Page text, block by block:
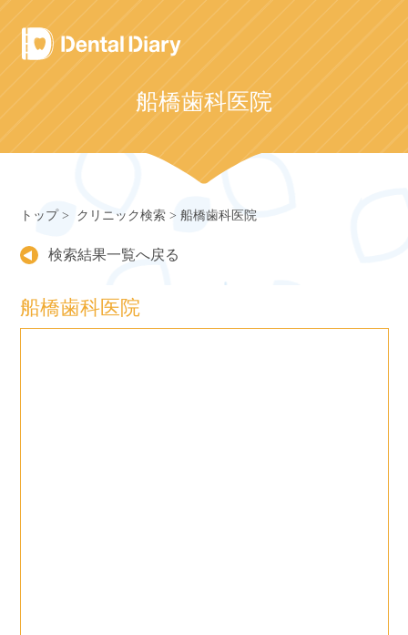
Skip
to
content
船橋歯科医院
トップ クリニック検索 船橋歯科医院
検索結果一覧へ戻る
船橋歯科医院